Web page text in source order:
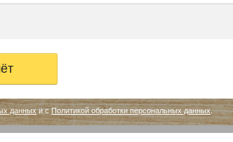
данныхи сПолитикой обработки персональных данных.